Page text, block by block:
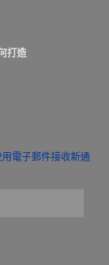
打造
電子郵件接收新通